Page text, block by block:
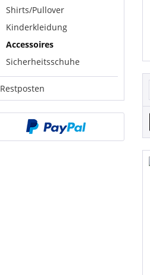
Shirts/Pullover
Kinderkleidung
Accessoires
Sicherheitsschuhe
Restposten